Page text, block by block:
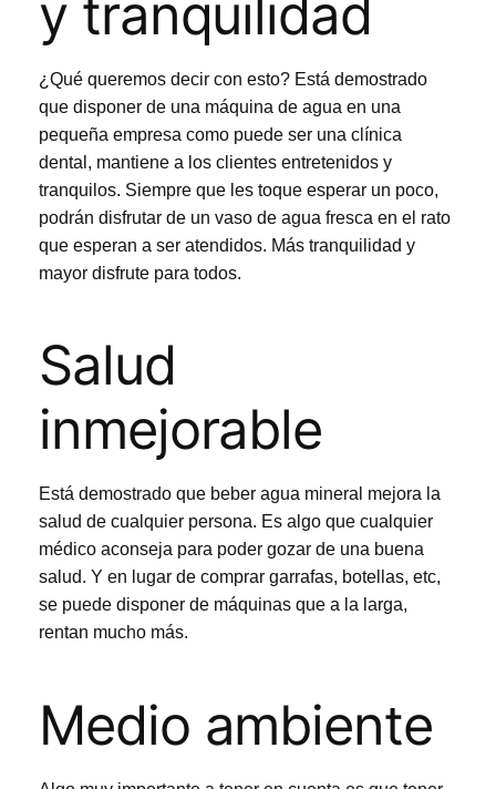
y tranquilidad
¿Qué queremos decir con esto? Está demostrado
que disponer de una máquina de agua en una
pequeña empresa como puede ser una clínica
dental, mantiene a los clientes entretenidos y
tranquilos. Siempre que les toque esperar un poco,
podrán disfrutar de un vaso de agua fresca en el rato
que esperan a ser atendidos. Más tranquilidad y
mayor disfrute para todos.
Salud
inmejorable
Está demostrado que beber agua mineral mejora la
salud de cualquier persona. Es algo que cualquier
médico aconseja para poder gozar de una buena
salud. Y en lugar de comprar garrafas, botellas, etc,
se puede disponer de máquinas que a la larga,
rentan mucho más.
Medio ambiente